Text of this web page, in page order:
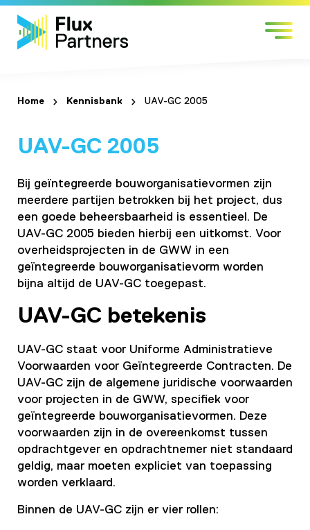
Skip
to
content
Markten
Expertises
Over Flux
Home Kennisbank UAV-GC 2005
UAV-GC 2005
Bij geïntegreerde bouworganisatievormen zijn
meerdere partijen betrokken bij het project, dus
een goede beheersbaarheid is essentieel. De
UAV-GC 2005 bieden hierbij een uitkomst. Voor
overheidsprojecten in de GWW in een
geïntegreerde bouworganisatievorm worden
bijna altijd de UAV-GC toegepast.
UAV-GC betekenis
UAV-GC staat voor Uniforme Administratieve
Voorwaarden voor Geïntegreerde Contracten. De
UAV-GC zijn de algemene juridische voorwaarden
voor projecten in de GWW, specifiek voor
geïntegreerde bouworganisatievormen. Deze
voorwaarden zijn in de overeenkomst tussen
opdrachtgever en opdrachtnemer niet standaard
geldig, maar moeten expliciet van toepassing
worden verklaard.
Binnen de UAV-GC zijn er vier rollen: